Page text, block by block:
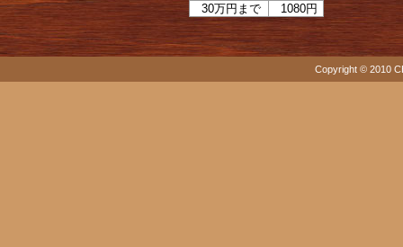
30万円まで
1080円
Copyright © 2010